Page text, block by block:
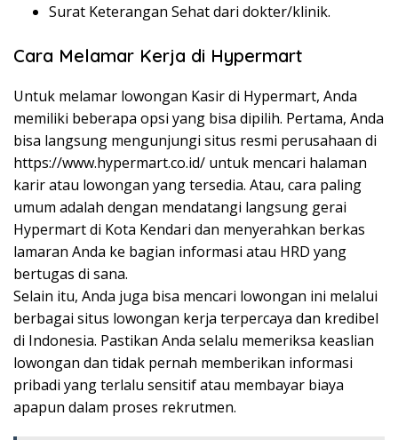
Surat Keterangan Sehat dari dokter/klinik.
Cara Melamar Kerja di Hypermart
Untuk melamar lowongan Kasir di Hypermart, Anda
memiliki beberapa opsi yang bisa dipilih. Pertama, Anda
bisa langsung mengunjungi situs resmi perusahaan di
https://www.hypermart.co.id/ untuk mencari halaman
karir atau lowongan yang tersedia. Atau, cara paling
umum adalah dengan mendatangi langsung gerai
Hypermart di Kota Kendari dan menyerahkan berkas
lamaran Anda ke bagian informasi atau HRD yang
bertugas di sana.
Selain itu, Anda juga bisa mencari lowongan ini melalui
berbagai situs lowongan kerja terpercaya dan kredibel
di Indonesia. Pastikan Anda selalu memeriksa keaslian
lowongan dan tidak pernah memberikan informasi
pribadi yang terlalu sensitif atau membayar biaya
apapun dalam proses rekrutmen.